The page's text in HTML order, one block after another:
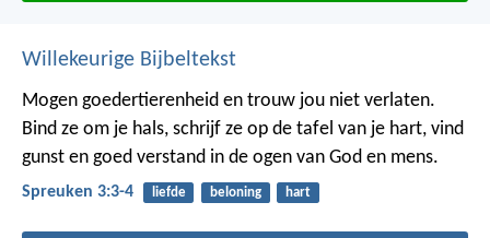
Willekeurige Bijbeltekst
Mogen goedertierenheid en trouw jou niet verlaten.
Bind ze om je hals, schrijf ze op de tafel van je hart, vind
gunst en goed verstand in de ogen van God en mens.
Spreuken 3:3-4 liefde beloning hart